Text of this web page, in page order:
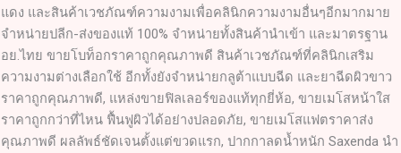
แดง และสินค้าเวชภัณฑ์ความงามเพื่อคลินิกความงามอื่นๆอีกมากมาย
จำหน่ายปลีก-ส่งของแท้ 100% จำหน่ายทั้งสินค้านำเข้า และมาตรฐาน
อย.ไทย ขายโบท็อกราคาถูกคุณภาพดี สินค้าเวชภัณฑ์ที่คลินิกเสริม
ความงามต่างเลือกใช้ อีกทั้งยังจำหน่ายกลูต้าแบบฉีด และยาฉีดผิวขาว
ราคาถูกคุณภาพดี, แหล่งขายฟิลเลอร์ของแท้ทุกยี่ห้อ, ขายเมโสหน้าใส
ราคาถูกกว่าที่ไหน ฟื้นฟูผิวได้อย่างปลอดภัย, ขายเมโสแฟตราคาส่ง
คุณภาพดี ผลลัพธ์ชัดเจนตั้งแต่ขวดแรก, ปากกาลดน้ำหนัก Saxenda นำ